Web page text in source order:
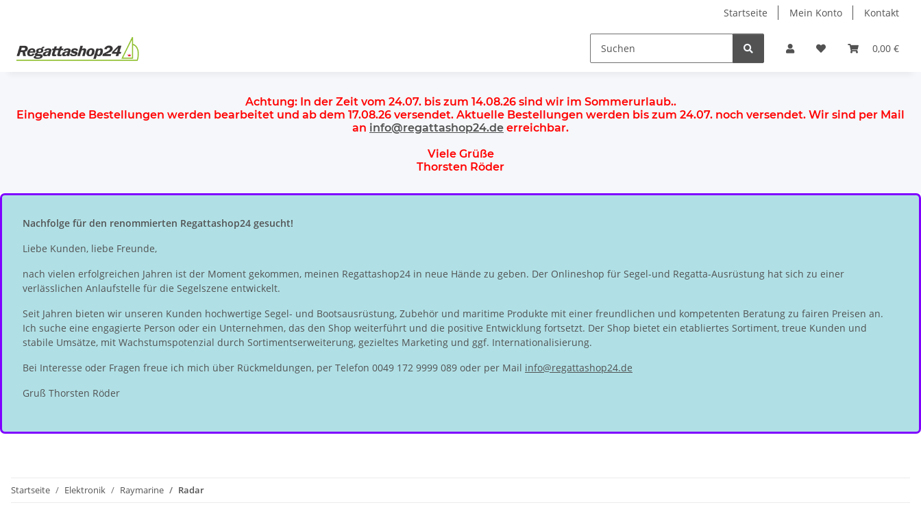
Startseite Mein Konto Kontakt
0,00 €
Achtung: In der Zeit vom 24.07. bis zum 14.08.26 sind wir im Sommerurlaub..
Eingehende Bestellungen werden bearbeitet und ab dem 17.08.26 versendet. Aktuelle Bestellungen werden bis zum 24.07. noch versendet. Wir sind per Mail
an info@regattashop24.de erreichbar.
Viele Grüße
Thorsten Röder
Nachfolge für den renommierten Regattashop24 gesucht!
Liebe Kunden, liebe Freunde,
nach vielen erfolgreichen Jahren ist der Moment gekommen, meinen Regattashop24 in neue Hände zu geben. Der Onlineshop für Segel-und Regatta-Ausrüstung hat sich zu einer
verlässlichen Anlaufstelle für die Segelszene entwickelt.
Seit Jahren bieten wir unseren Kunden hochwertige Segel- und Bootsausrüstung, Zubehör und maritime Produkte mit einer freundlichen und kompetenten Beratung zu fairen Preisen an.
Ich suche eine engagierte Person oder ein Unternehmen, das den Shop weiterführt und die positive Entwicklung fortsetzt. Der Shop bietet ein etabliertes Sortiment, treue Kunden und
stabile Umsätze, mit Wachstumspotenzial durch Sortimentserweiterung, gezieltes Marketing und ggf. Internationalisierung.
Bei Interesse oder Fragen freue ich mich über Rückmeldungen, per Telefon 0049 172 9999 089 oder per Mail info@regattashop24.de
Gruß Thorsten Röder
Startseite Elektronik Raymarine Radar